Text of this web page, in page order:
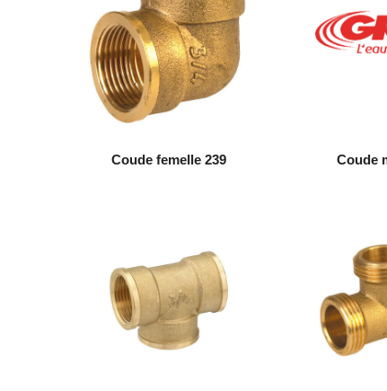
Coude femelle 239 Coude